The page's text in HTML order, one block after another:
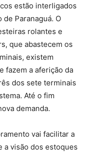
estão interligados
Paranaguá. O
rolantes e
que abastecem os
existem
fazem a aferição da
dos sete terminais
Até o fim
demanda.
vai facilitar a
a visão dos estoques